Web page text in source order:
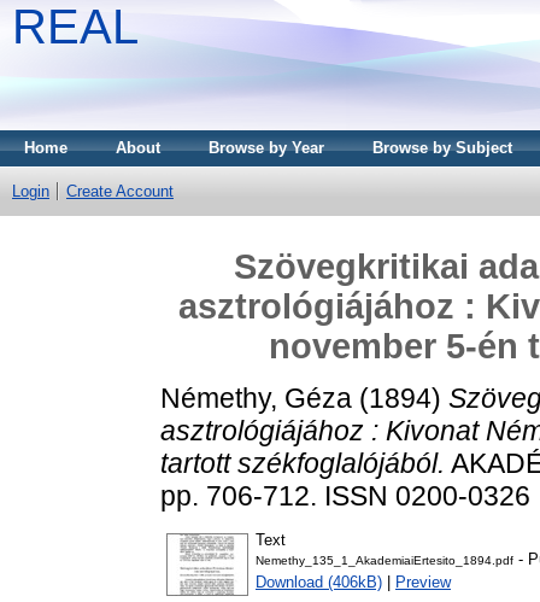
REAL
Home About Browse by Year Browse by Subject
Login Create Account
Szövegkritikai
asztrológiájához :
november 5-én
Némethy, Géza (1894)
asztrológiájához : Kivonat
tartott székfoglalójából.
pp. 706-712. ISSN 0200-0326
Text
Nemethy_135_1_AkademiaiErtesito_1894.pdf -
Download (406kB)
Preview